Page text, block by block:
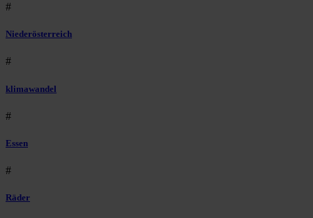
#
Niederösterreich
#
klimawandel
#
Essen
#
Räder